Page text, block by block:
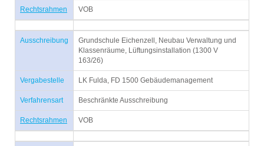
Rechtsrahmen VOB
Ausschreibung
Grundschule Eichenzell, Neubau Verwaltung und
Klassenräume, Lüftungsinstallation (1300 V
163/26)
Vergabestelle LK Fulda, FD 1500 Gebäudemanagement
Verfahrensart Beschränkte Ausschreibung
Rechtsrahmen VOB